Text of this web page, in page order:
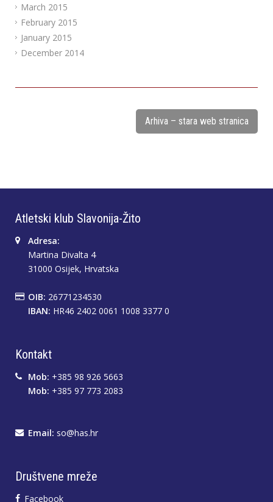
March 2015
February 2015
January 2015
December 2014
Arhiva – stara web stranica
Atletski klub Slavonija-Žito
Adresa:
Martina Divalta 4
31000 Osijek, Hrvatska
OIB: 26771234530
IBAN: HR46 2402 0061 1008 3377 0
Kontakt
Mob: +385 98 926 5663
Mob: +385 97 773 2083
Email: so@has.hr
Društvene mreže
Facebook